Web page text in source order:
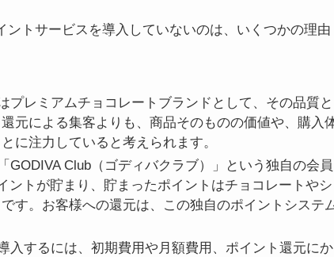
トサービスを導入していないのは、いくつかの理由
プレミアムチョコレートブランドとして、その品質と
元による集客よりも、商品そのものの価値や、購入
に注力していると考えられます。
GODIVA Club（ゴディバクラブ）」という独自の会員
ントが貯まり、貯まったポイントはチョコレートやシ
す。お客様への還元は、この独自のポイントシステ
入するには、初期費用や月額費用、ポイント還元にか